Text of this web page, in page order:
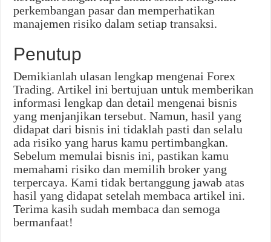
perkembangan pasar dan memperhatikan
manajemen risiko dalam setiap transaksi.
Penutup
Demikianlah ulasan lengkap mengenai Forex
Trading. Artikel ini bertujuan untuk memberikan
informasi lengkap dan detail mengenai bisnis
yang menjanjikan tersebut. Namun, hasil yang
didapat dari bisnis ini tidaklah pasti dan selalu
ada risiko yang harus kamu pertimbangkan.
Sebelum memulai bisnis ini, pastikan kamu
memahami risiko dan memilih broker yang
terpercaya. Kami tidak bertanggung jawab atas
hasil yang didapat setelah membaca artikel ini.
Terima kasih sudah membaca dan semoga
bermanfaat!